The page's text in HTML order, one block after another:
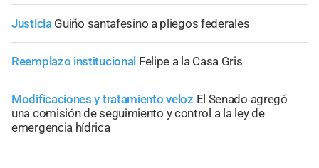
Justicia Guiño santafesino a pliegos federales
Reemplazo institucional Felipe a la Casa Gris
Modificaciones y tratamiento veloz El Senado agregó
una comisión de seguimiento y control a la ley de
emergencia hídrica